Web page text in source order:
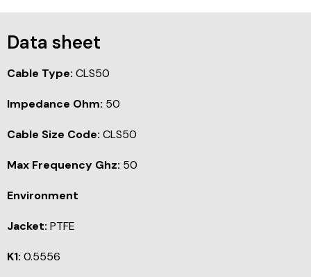
Data sheet
Cable Type: CLS50
Impedance Ohm: 50
Cable Size Code: CLS50
Max Frequency Ghz: 50
Environment
Jacket: PTFE
K1: 0.5556